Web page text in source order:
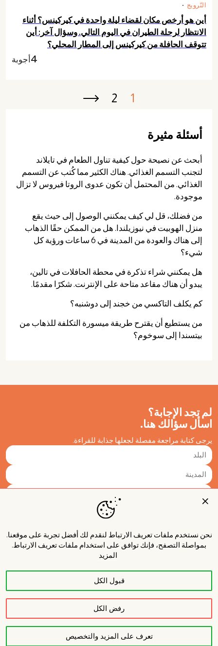
النّرويج
أين هو أرخص مكان لقضاء ليلة واحدة في كيركينس؟ أثناء
الانتظار لرحلة الطيران في اليوم التالي. وسؤال آخر: أين
تتوقف الحافلة من كيركينس إلى المطار المحلي؟
4أجوبة
1
2
أسئلة مثيرة
أبحث عن نصيحة حول كيفية تناول الطعام في تايلاند
لتجنب التسمم الغذائي. هناك الكثير مما كُتب عن التسمم
الغذائي. من المحتمل أن تكون عدوى الروتا فيروس لا تزال
موجودة.
من فضلك، قل لي كيف يمكنني الوصول إلى حيث يقع
منزل الهوبيت في نيوزيلندا. هل من الممكن حقًا الذهاب
إلى هناك والعودة من المدينة في 6 ساعات ورؤية كل
شيء؟
هل يمكنني شراء تذكرة في محطة الحافلات في تالين،
يبدو أن هناك مقاعد متاحة على الإنترنت. شكرًا مقدمًا.
كم يكلف التاكسي من خجند إلى دوشنبه؟
من يستطيع أن يقترح طريقة ميسورة التكلفة للذهاب من
بيتسندا إلى سوخوم؟
لم تجد الإجابة؟
اسأل سؤالك هنا.
يرجى كتابة مراجعة مفصلة لجعلها جذابة للقراءة.
نشر
نحن نستخدم ملفات تعريف الارتباط لنقدم لك أفضل تجربة على موقعنا.
بمواصلة التصفح، فإنك توافق على استخدام ملفات تعريف الارتباط.
المزيد
قبول الكل
رفض الكل
تعرف على المزيد والتخصيص